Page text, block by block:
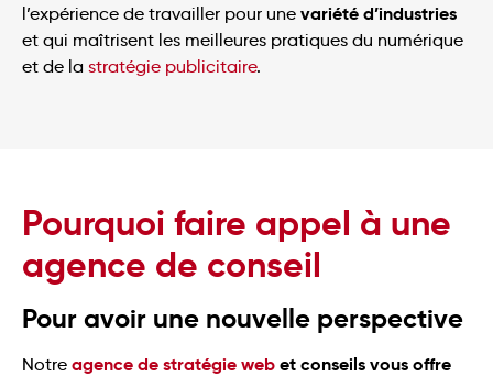
l’expérience de travailler pour une variété d’industries
et qui maîtrisent les meilleures pratiques du numérique
et de la stratégie publicitaire.
Pourquoi faire appel à une
agence de conseil
Pour avoir une nouvelle perspective
Notre agence de stratégie webet conseils vous offre